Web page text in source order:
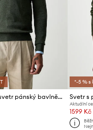
Hackett London svetr pánský bavlněný
*-5 % s
Svetr s
Aktuální
1599 Kč